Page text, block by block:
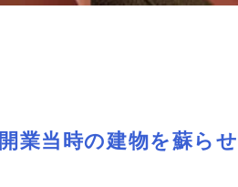
開業当時の建物を蘇ら